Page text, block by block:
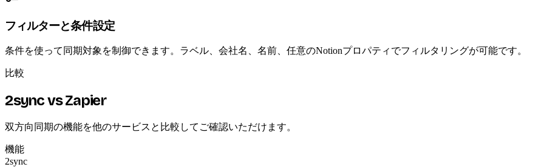
フィルターと条件設定
条件を使って同期対象を制御できます。ラベル、会社名、名前、任意のNotionプロパティでフィルタリングが可能です。
比較
2sync vs Zapier
双方向同期の機能を他のサービスと比較してご確認いただけます。
機能
2sync